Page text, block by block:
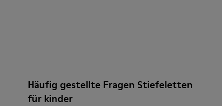
Häufig gestellte Fragen Stiefeletten
für kinder